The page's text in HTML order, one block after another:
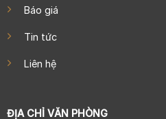
Báo giá
Tin tức
Liên hệ
ĐỊA CHỈ VĂN PHÒNG